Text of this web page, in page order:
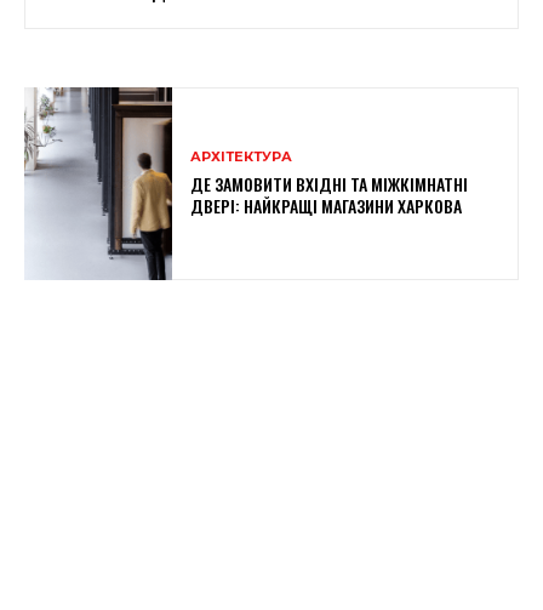
АРХІТЕКТУРА
ДЕ ЗАМОВИТИ ВХІДНІ ТА МІЖКІМНАТНІ
ДВЕРІ: НАЙКРАЩІ МАГАЗИНИ ХАРКОВА